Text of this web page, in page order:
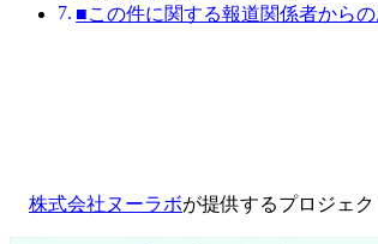
■この件に関する報道関係者から
株式会社ヌーラボが提供するプロジェ